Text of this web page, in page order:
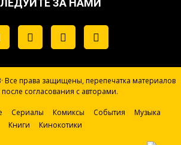
ЗА НАМИ
Все права защищены, перепечатка материалов
после согласования с авторами.
Сериалы Комиксы События
Музыка
Книги
Кинокотики